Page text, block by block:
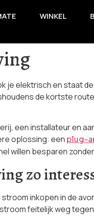
WINKEL
je elektrisch en staat
de kortste
een installateur en
oplossing: een plug-
willen besparen
zo
inkopen in de
feitelijk weg